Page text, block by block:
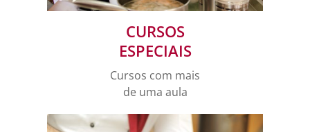
CURSOS
ESPECIAIS
Cursos com mais
de uma aula